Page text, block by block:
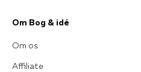
Om Bog & idé
Om os
Affiliate